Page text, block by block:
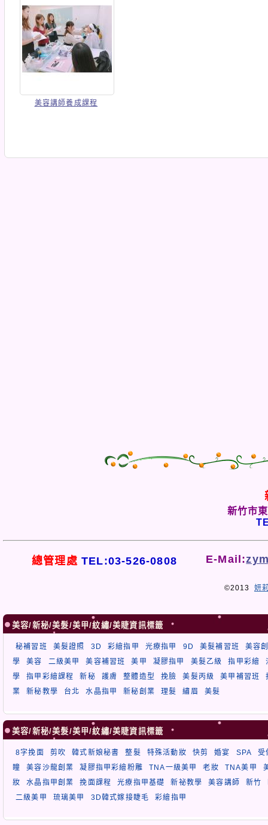
美容講師養成課程
新竹市
總管理處 TEL:03-526-0808 E-Mail:
©2013 妍
美容/新秘/美髮/美甲/紋繡/美睫資訊標籤
秘補習班 美髮證照 3D 彩繪指甲 光療指甲 9D 美髮補習班
美容
學
美容 二級美甲 美容補習班 美甲 凝膠指甲 美髮乙級 指甲彩繪
學
指甲彩繪課程 新秘 護膚 整體造型 挽臉 美髮丙級 美甲補習班
業
新秘教學 台北 水晶指甲 新秘創業 理髮 繡眉 美髮
美容/新秘/美髮/美甲/紋繡/美睫資訊標籤
8字挽面 剪吹 韓式新娘秘書 整髮 特殊活動妝 快剪 婚宴 SPA
受
瞳
美容沙龍創業 凝膠指甲彩繪粉雕 TNA一級美甲 老妝 TNA美甲
妝
水晶指甲創業 挽面課程 光療指甲基礎 新祕教學 美容講師 新竹
二級美甲
琉璃美甲 3D韓式嫁接睫毛 彩繪指甲